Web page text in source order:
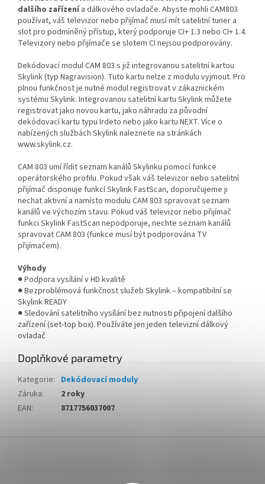
dalšího zařízenía dálkového ovladače. Abyste mohli CAM803
používat, váš televizor nebo přijímač musí mít satelitní tuner a
slot pro podmíněný přístup, který podporuje CI+ 1.3 nebo CI+ 1.4.
Televizory nebo přijímače se slotem CI nejsou podporovány.
Dekódovací modul CAM 803 s již integrovanou satelitní kartou
Skylink (typ Nagravision). Tuto kartu nelze z modulu vyjmout. Pro
plnou funkčnost je nutné modul registrovat v zákaznickém
systému Skylink. Integrovanou satelitní kartu Skylink můžete
registrovat jako novou kartu, jako náhradu za původní
dekódovací kartu typu Irdeto nebo jako kartu NEXT. Více o
nabízených službách Skylink naleznete na stránkách
www.skylink.cz.
CAM 803 umí řídit seznam kanálů Skylinku pomocí funkce
operátorského profilu. Pokud však váš televizor nebo satelitní
přijímač disponuje funkcí Skylink FastScan, doporučujeme ji
nechat aktivní a namísto modulu CAM 803 spravovat seznam
kanálů ve výchozím stavu. Pokud váš televizor nebo přijímač
funkci Skylink FastScan nepodporuje, nechte seznam kanálů
spravovat CAM 803 (funkce musí být podporována TV
přijímačem).
Výhody
● Podpora vysílání v HD kvalitě
● Bezproblémová funkčnost služeb Skylink – kompatibilní se
Skylink READY
● Sledování satelitního vysílání bez nutnosti připojení dalšího
zařízení (set-top box). Používáte jen jeden televizní dálkový
ovladač
Doplňkové parametry
Kategorie: Dekódovací moduly
Záruka:
2 roky
EAN: 8717756037007